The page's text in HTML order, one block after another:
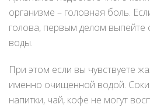
организме – головная боль.
голова, первым делом выпейте
воды.
При этом если вы чувствуете
именно очищенной водой.
напитки, чай, кофе не могут